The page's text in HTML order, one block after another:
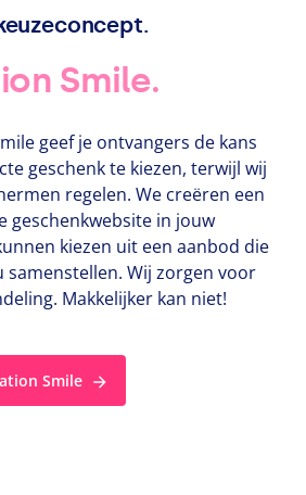
Smile.
geef je ontvangers de kans
geschenk te kiezen, terwijl wij
regelen. We creëren een
geschenkwebsite in jouw
kiezen uit een aanbod die
samenstellen. Wij zorgen voor
Makkelijker kan niet!
Smile